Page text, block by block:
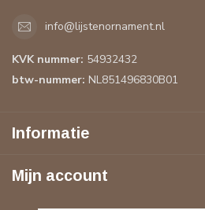
info@lijstenornament.nl
KVK nummer: 54932432
btw-nummer: NL851496830B01
Informatie
Mijn account